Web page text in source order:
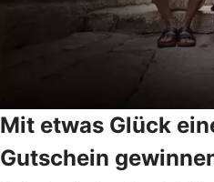
Mit etwas Glück
Gutschein